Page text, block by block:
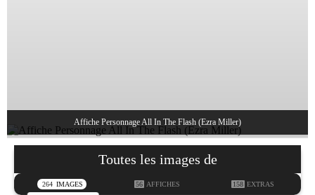
Affiche Personnage All In The Flash (Ezra Miller)
Toutes les images de
264 IMAGES 56 AFFICHES 158 EXTRAS